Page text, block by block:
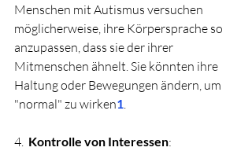
Menschen mit Autismus versuchen
möglicherweise, ihre Körpersprache so
anzupassen, dass sie der ihrer
Mitmenschen ähnelt. Sie könnten ihre
Haltung oder Bewegungen ändern, um
"normal" zu wirken1
4. Kontrolle von Interessen: